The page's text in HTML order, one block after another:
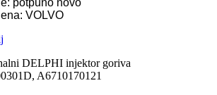
potpuno novo
VOLVO